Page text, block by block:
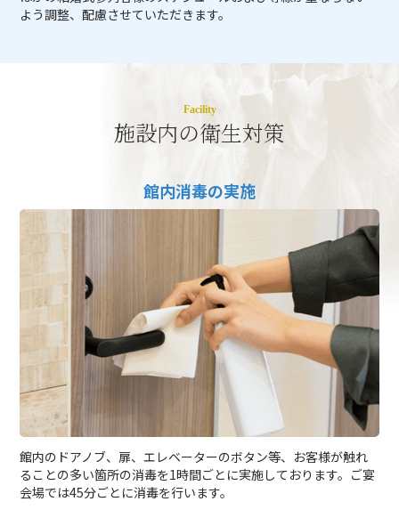
よう調整、配慮させていただきます。
Facility
施設内の衛生対策
館内消毒の実施
館内のドアノブ、扉、エレベーターのボタン等、お客様が触れ
ることの多い箇所の消毒を1時間ごとに実施しております。ご宴
会場では45分ごとに消毒を行います。